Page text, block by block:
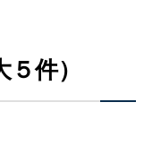
件）